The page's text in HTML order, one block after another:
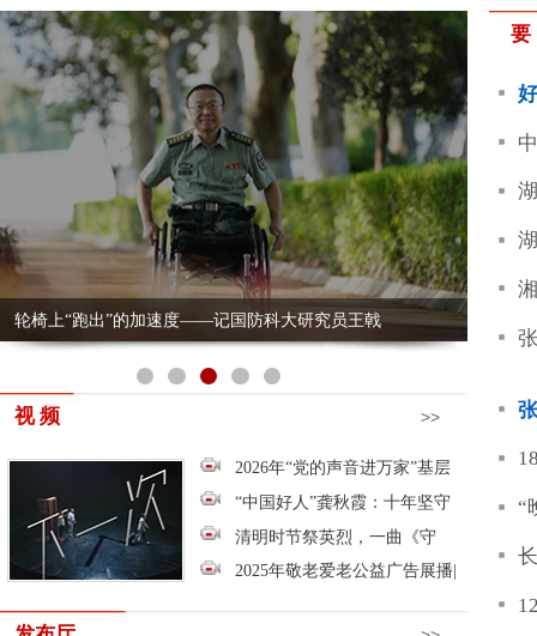
轮椅上“跑出”的加速度——记国防科大研究员王戟
视 频 >>
2026年“党的声音进万家”基层
宣讲活动启动
“中国好人”龚秋霞：十年坚守
大山里的义务代购员
清明时节祭英烈，一曲《守
发布厅 >>
湖南省委宣传部档案室承重加固工程项目采购公
2026年第一批“湖南好人”榜单公布
2026年“新时代湖南好少年”拟入选名单和拟推荐
参评全国“新时代好少年”名单公示
2026年第一批“中国好人榜”湖南省拟推荐候选人
好好学习｜
秀特质
中央宣传部
湖南省委常
时代实现新
湖南好人・
人传递正能量
湘超开局两
张家界“90后
张家界“90后
18岁湖南小
并重新安排
雄狮少年收
长沙“一江两
湖南省乡村
启幕
以轮椅作战
迹引发热烈反
“湖南好人”